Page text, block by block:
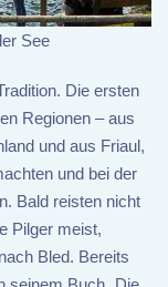
See
Die ersten
Regionen – aus
und aus Friaul,
und bei der
Bald reisten nicht
Pilger meist,
Bled. Bereits